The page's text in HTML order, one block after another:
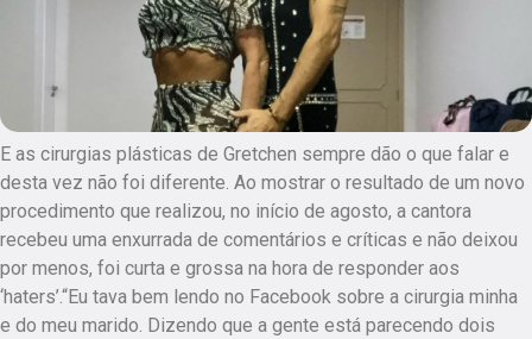
E as cirurgias plásticas de Gretchen sempre dão o que falar e
desta vez não foi diferente. Ao mostrar o resultado de um novo
procedimento que realizou, no início de agosto, a cantora
recebeu uma enxurrada de comentários e críticas e não deixou
por menos, foi curta e grossa na hora de responder aos
‘haters’.“Eu tava bem lendo no Facebook sobre a cirurgia minha
e do meu marido. Dizendo que a gente está parecendo dois